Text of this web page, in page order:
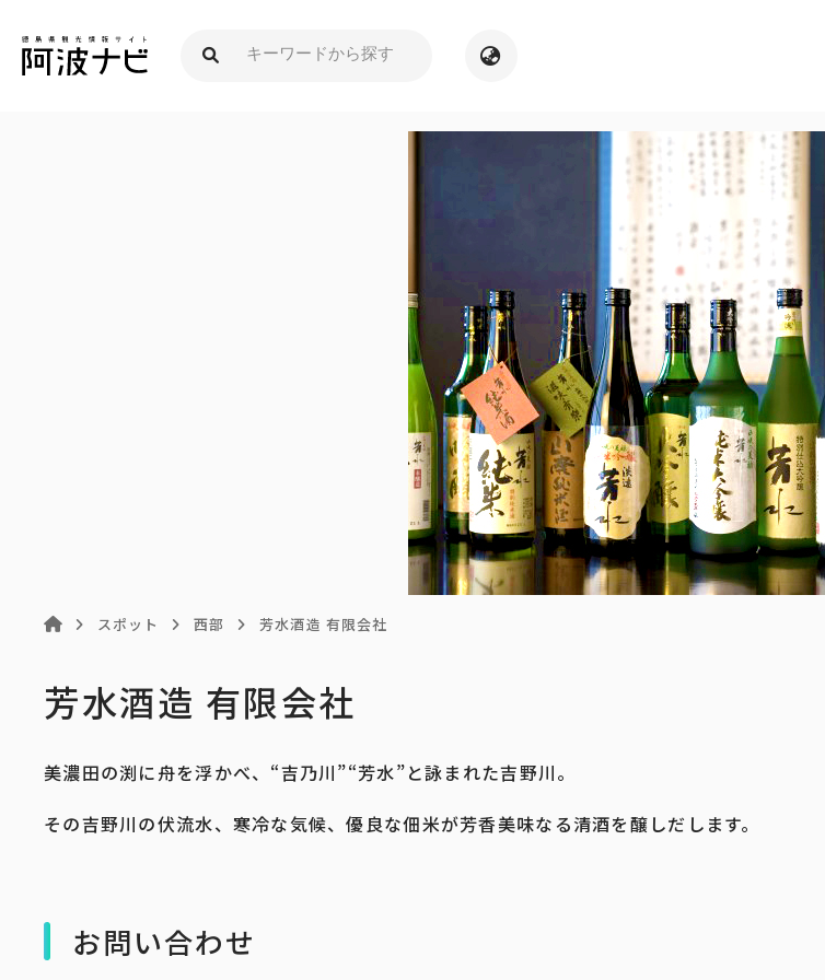
スポット 西部 芳水酒造 有限会社
芳水酒造 有限会社
美濃田の渕に舟を浮かべ、“吉乃川”“芳水”と詠まれた吉野川。
その吉野川の伏流水、寒冷な気候、優良な佃米が芳香美味なる清酒を醸しだします。
お問い合わせ